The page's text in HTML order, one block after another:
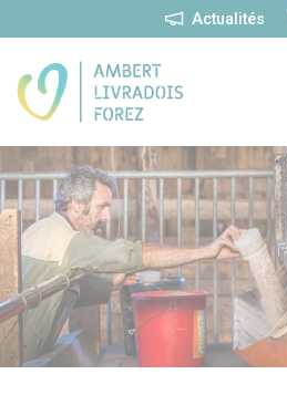
Actualités
Panneau de gestion des cookies